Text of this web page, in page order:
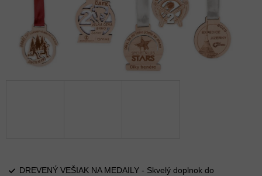
DREVENÝ VEŠIAK NA MEDAILY - Skvelý doplnok do